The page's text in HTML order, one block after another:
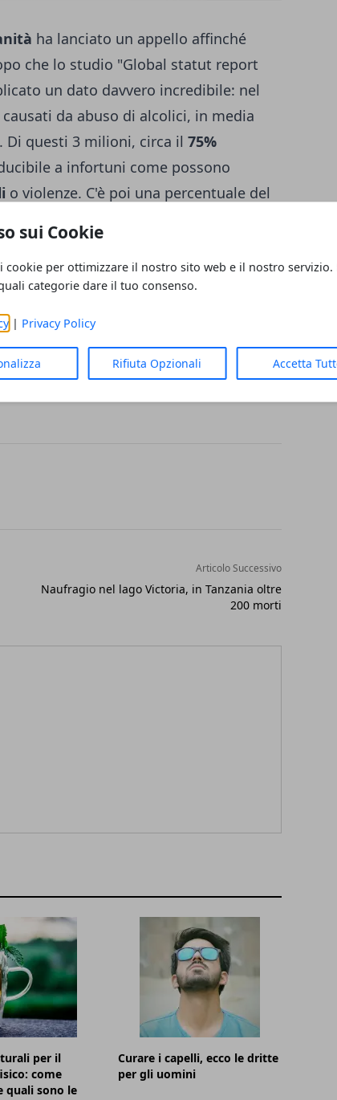
sui Cookie
cookie per ottimizzare il nostro sito web e il nostro servizio.
categorie dare il tuo consenso.
| Privacy Policy
Rifiuta Opzionali Accetta
ha lanciato un appello affinché
che lo studio "Global statut report
un dato davvero incredibile: nel
da abuso di alcolici, in media
questi 3 milioni, circa il 75%
a infortuni come possono
o violenze. C'è poi una percentuale del
legate all'apparato intestinale
a malattie cardiovascolari. In tutto
ogni giorno,il consumo medio
fatto corrispondono a una birra
Bisogna anche sottolineare il dato
27% dei ragazzi dai 15 ai 19 anni
Europa.
Articolo Successivo
Naufragio nel lago Victoria, in Tanzania oltre
200 morti
per il
come
quali sono le
Curare i capelli, ecco le dritte
per gli uomini